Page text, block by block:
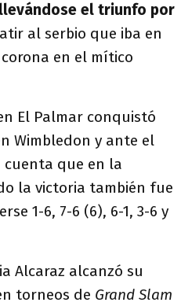
llevándose el triunfo por
al serbio que iba en
en el mítico
El Palmar conquistó
Wimbledon y ante el
cuenta que en la
la victoria también fue
1-6, 7-6 (6), 6-1, 3-6 y
Alcaraz alcanzó su
torneos de Grand Slam